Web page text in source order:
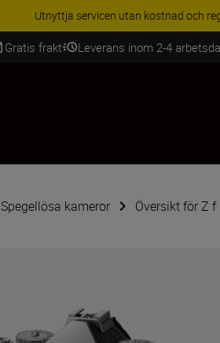
RABATT PÅ TILLBEHÖR | Få 15 %
Gratis frakt Leverans inom 2-4
Spegellösa kameror Översikt för Z f